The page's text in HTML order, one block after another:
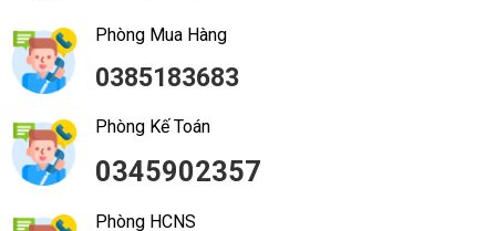
Phòng Mua Hàng
0385183683
Phòng Kế Toán
0345902357
Phòng HCNS